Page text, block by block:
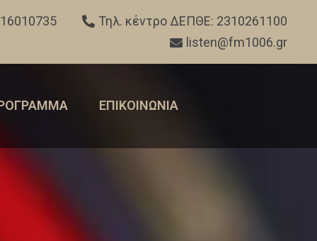
Τηλ. κέντρο ΔΕΠΘΕ: 2310261100
listen@fm1006.gr
ΕΠΙΚΟΙΝΩΝΙΑ